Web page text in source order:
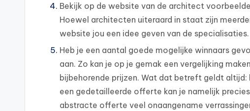
Bekijk op de website van de architect
Hoewel architecten uiteraard in staat zijn
website jou een idee geven van de specialisaties.
Heb je een aantal goede mogelijke winnaars
aan. Zo kan je op je gemak een vergelijking
bijbehorende prijzen. Wat dat betreft geldt
een gedetailleerde offerte kan je namelijk
abstracte offerte veel onaangename